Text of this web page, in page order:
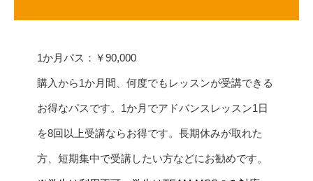
1か月パス：￥90,000
購入から1か月間、何度でもレッスンが受講できる
お得なパスです。1か月でアドバンスレッスン1日
を8回以上受講ならお得です。長期休みが取れた
方、短期集中で受講したい方などにお勧めです。